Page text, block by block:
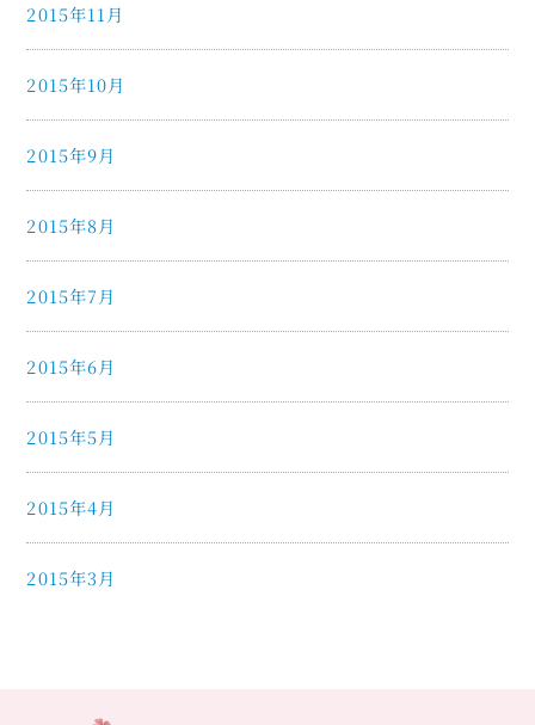
2015年11月
2015年10月
2015年9月
2015年8月
2015年7月
2015年6月
2015年5月
2015年4月
2015年3月